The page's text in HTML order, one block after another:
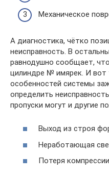
Механическое
А диагностика, чётко
неисправность. В
равнодушно сообщает,
цилиндре № имярек. И вот
особенностей системы
определить
пропуски могут и другие
Выход из строя
Неработающая
Потеря